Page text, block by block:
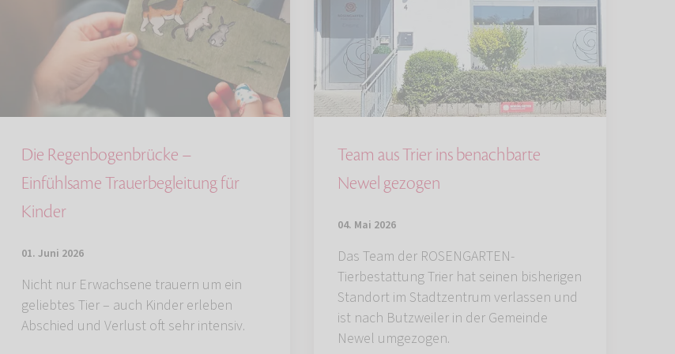
Die Regenbogenbrücke –
Einfühlsame Trauerbegleitung für
Kinder
01. Juni 2026
Nicht nur Erwachsene trauern um ein
geliebtes Tier – auch Kinder erleben
Abschied und Verlust oft sehr intensiv.
Team aus Trier ins benachbarte
Newel gezogen
04. Mai 2026
Das Team der ROSENGARTEN-
Tierbestattung Trier hat seinen bisherigen
Standort im Stadtzentrum verlassen und
ist nach Butzweiler in der Gemeinde
Newel umgezogen.